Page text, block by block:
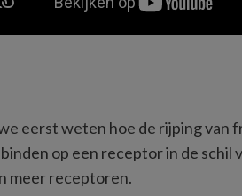
eerst weten hoe de rijping
op een receptor in de
meer receptoren.